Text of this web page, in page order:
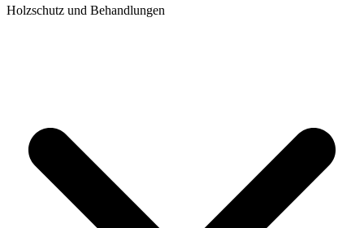
Holzschutz und Behandlungen